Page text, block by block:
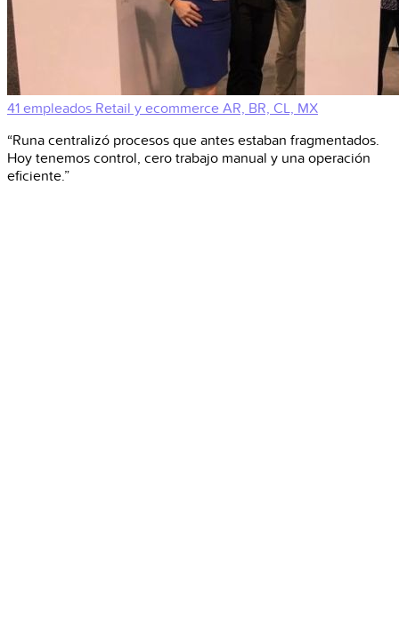
41 empleados Retail y ecommerce AR, BR, CL, MX
“Runa centralizó procesos que antes estaban fragmentados.
Hoy tenemos control, cero trabajo manual y una operación
eficiente.”